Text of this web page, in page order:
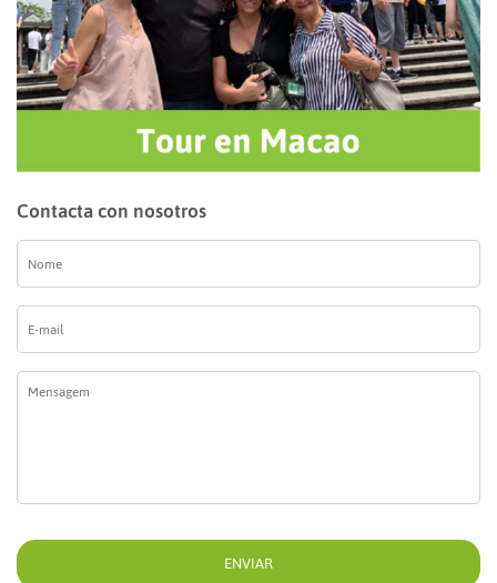
Contacta con nosotros
Nome
mail
*